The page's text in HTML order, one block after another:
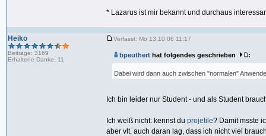
* Lazarus ist mir bekannt und durchaus
Heiko
Beiträge: 3169
Erhaltene Danke: 11
Verfasst: Mo 13.10.08 11:17
bpeuthert hat folgendes geschrieben :
Dabei wird dann auch zwischen "normalen"
Ich bin leider nur Student - und als Student
Ich weiß nicht: kennst du projetile? Damit msste
aber vlt. auch daran lag, dass ich nicht viel